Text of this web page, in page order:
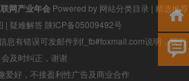
网产业年会Powered by 网站分类目录 | 精选推荐
| 疑难解答 陕ICP备05009492号
息有错误可发邮件到f_fb#foxmail.com说明，我们
会及时纠正，谢谢
爱好，不接盈利性广告及商业合作